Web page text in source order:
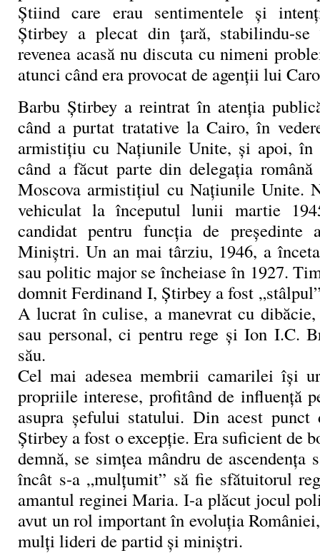
Știind care erau sentimentele și
Știrbey a plecat din țară, stabilindu-
revenea acasă nu discuta cu nimeni
atunci când era provocat de agenții lui
Barbu Știrbey a reintrat în atenția
când a purtat tratative la Cairo, în
armistițiu cu Națiunile Unite, și apoi, în
când a făcut parte din delegația
Moscova armistițiul cu Națiunile Unite.
vehiculat la începutul lunii martie
candidat pentru funcția de președinte
Miniștri. Un an mai târziu, 1946, a
sau politic major se încheiase în 1927.
domnit Ferdinand I, Știrbey a fost
A lucrat în culise, a manevrat cu
sau personal, ci pentru rege și Ion I.C.
său.
Cel mai adesea membrii camarilei își
propriile interese, profitând de influență
asupra șefului statului. Din acest punct
Știrbey a fost o excepție. Era suficient de
demnă, se simțea mândru de ascendenţa
încât s-a „mulțumit” să fie sfătuitorul
amantul reginei Maria. I-a plăcut jocul
avut un rol important în evoluția
mulți lideri de partid și miniștri.